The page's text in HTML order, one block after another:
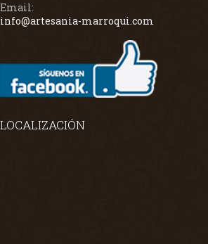
Email:
info@artesania-marroqui.com
LOCALIZACIÓN